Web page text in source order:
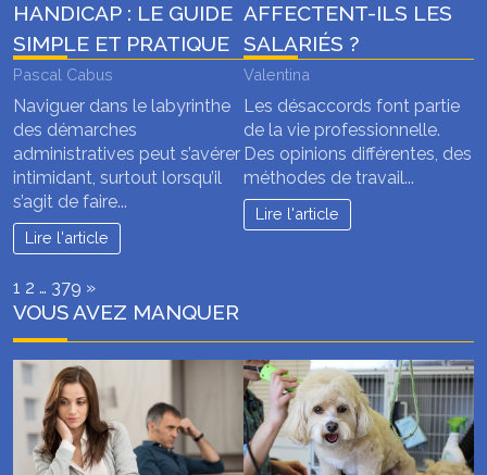
HANDICAP : LE GUIDE
SIMPLE ET PRATIQUE
Pascal Cabus
Naviguer dans le labyrinthe
des démarches
administratives peut s’avérer
intimidant, surtout lorsqu’il
s’agit de faire...
Lire l'article
AFFECTENT-ILS LES
SALARIÉS ?
Valentina
Les désaccords font partie
de la vie professionnelle.
Des opinions différentes, des
méthodes de travail...
Lire l'article
Page:
1 2 … 379 Next
»
VOUS AVEZ MANQUER